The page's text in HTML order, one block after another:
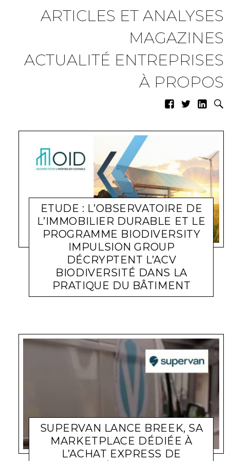
ARTICLES ET ANALYSES
MAGAZINES
ACTUALITÉ ENTREPRISES
À PROPOS
ETUDE : L’OBSERVATOIRE DE
L’IMMOBILIER DURABLE ET LE
PROGRAMME BIODIVERSITY
IMPULSION GROUP
DÉCRYPTENT L’ACV
BIODIVERSITÉ DANS LA
PRATIQUE DU BÂTIMENT
ACTUALITÉ ENTREPRISES LARA GASQUET 11 AVRIL 2024
SUPERVAN LANCE BREEK, SA
MARKETPLACE DÉDIÉE À
L’ACHAT EXPRESS DE